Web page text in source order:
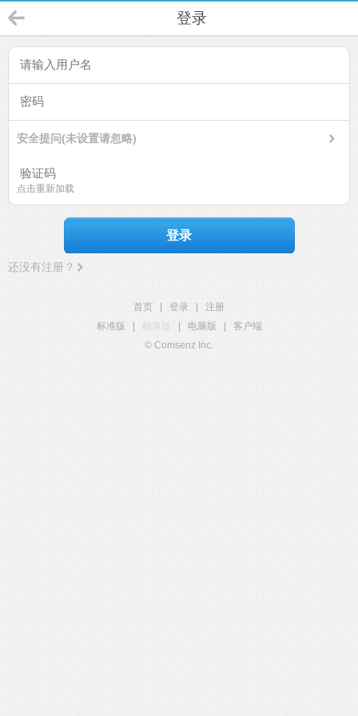
登录
安全提问(未设置请忽略)
点击重新加载
登录
还没有注册？
首页 登录
注册
标准版
触屏版 电脑版
客户端
© Comsenz Inc.